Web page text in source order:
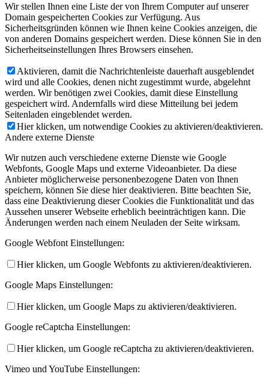
Wir stellen Ihnen eine Liste der von Ihrem Computer auf unserer
Domain gespeicherten Cookies zur Verfügung. Aus
Sicherheitsgründen können wie Ihnen keine Cookies anzeigen, die
von anderen Domains gespeichert werden. Diese können Sie in den
Sicherheitseinstellungen Ihres Browsers einsehen.
Aktivieren, damit die Nachrichtenleiste dauerhaft ausgeblendet
wird und alle Cookies, denen nicht zugestimmt wurde, abgelehnt
werden. Wir benötigen zwei Cookies, damit diese Einstellung
gespeichert wird. Andernfalls wird diese Mitteilung bei jedem
Seitenladen eingeblendet werden.
Hier klicken, um notwendige Cookies zu aktivieren/deaktivieren.
Andere externe Dienste
Wir nutzen auch verschiedene externe Dienste wie Google
Webfonts, Google Maps und externe Videoanbieter. Da diese
Anbieter möglicherweise personenbezogene Daten von Ihnen
speichern, können Sie diese hier deaktivieren. Bitte beachten Sie,
dass eine Deaktivierung dieser Cookies die Funktionalität und das
Aussehen unserer Webseite erheblich beeinträchtigen kann. Die
Änderungen werden nach einem Neuladen der Seite wirksam.
Google Webfont Einstellungen:
Hier klicken, um Google Webfonts zu aktivieren/deaktivieren.
Google Maps Einstellungen:
Hier klicken, um Google Maps zu aktivieren/deaktivieren.
Google reCaptcha Einstellungen:
Hier klicken, um Google reCaptcha zu aktivieren/deaktivieren.
Vimeo und YouTube Einstellungen: